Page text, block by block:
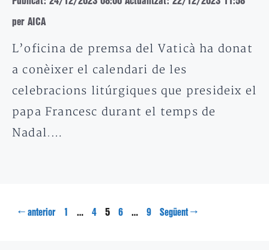
per AICA
L’oficina de premsa del Vaticà ha donat
a conèixer el calendari de les
celebracions litúrgiques que presideix el
papa Francesc durant el temps de
Nadal.…
← anterior Pàgina
… Pàgina
4 Pàgina
5 Pàgina
6 … Pàgina
9 Següent →